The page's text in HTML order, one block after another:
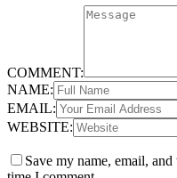
COMMENT:
NAME:
EMAIL:
WEBSITE:
Save my name, email,